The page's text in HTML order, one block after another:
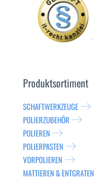
Produktsortiment
SCHAFTWERKZEUGE
POLIERZUBEHÖR
POLIEREN
POLIERPASTEN
VORPOLIEREN
MATTIEREN & ENTGRATEN